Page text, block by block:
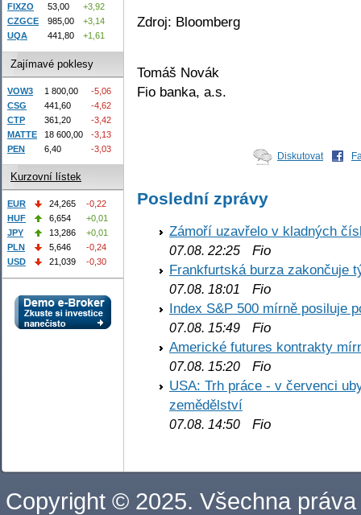
Zdroj: Bloomberg
Tomáš Novák
Fio banka, a.s.
Diskutovat
Poslední zprávy
Zámoří uzavřelo v kladných
07.08. 22:25 Fio
Frankfurtská burza zakončuje
07.08. 18:01
Fio
Index S&P 500 mírně posiluje
07.08. 15:49 Fio
Americké futures kontrakty
07.08. 15:20 Fio
USA: Trh práce - v červenci
zemědělství
07.08. 14:50 Fio
FIXZO
53,00
+3,92
CZGCE
985,00
+3,14
UQA
441,80 +1,61
Zajímavé poklesy
VOW3 1 800,00
-5,06
CSG
441,60
-4,62
CTP
361,20
-3,42
MATTE
18 600,00
-3,13
PEN
6,40 -3,03
Kurzovní lístek
EUR 24,265
-0,22
HUF
6,654
+0,01
JPY
13,286
+0,01
PLN
5,646
-0,24
USD
21,039 -0,30
Copyright © 2025. Všechna práva